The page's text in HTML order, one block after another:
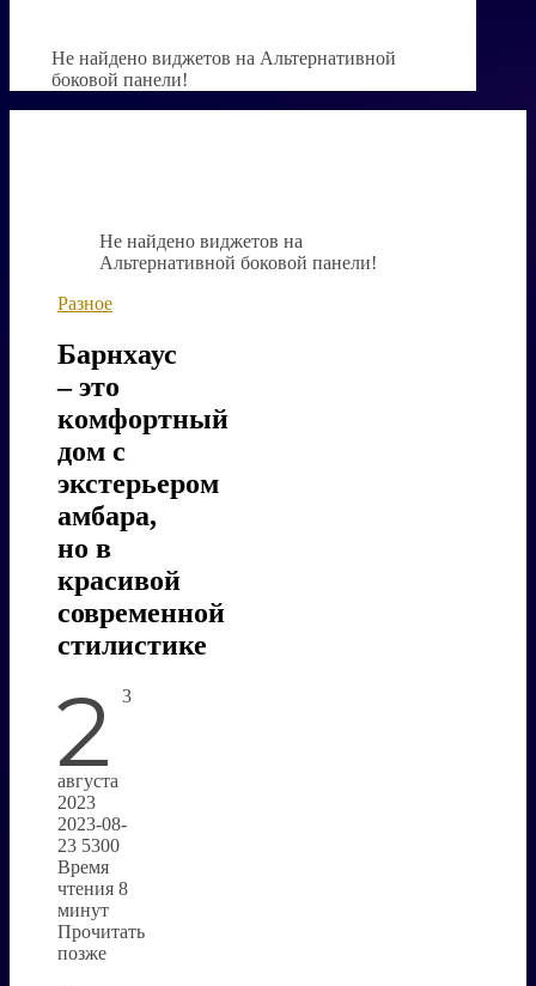
Не найдено виджетов на Альтернативной
боковой панели!
Не найдено виджетов на
Альтернативной боковой панели!
Разное
Барнхаус
– это
комфортный
дом с
экстерьером
амбара,
но в
красивой
современной
стилистике
2 3
августа
2023
2023-08-
23 5300
Время
чтения 8
минут
Прочитать
позже